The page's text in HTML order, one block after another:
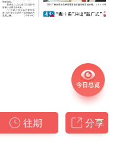
往期 分享